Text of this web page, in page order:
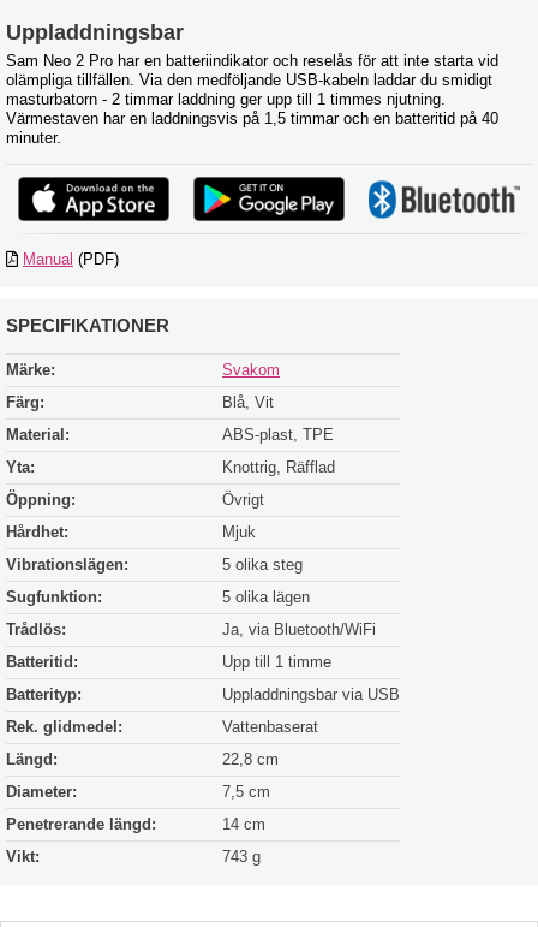
Uppladdningsbar
Sam Neo 2 Pro har en batteriindikator och reselås för att inte starta vid
olämpliga tillfällen. Via den medföljande USB-kabeln laddar du smidigt
masturbatorn - 2 timmar laddning ger upp till 1 timmes njutning.
Värmestaven har en laddningsvis på 1,5 timmar och en batteritid på 40
minuter.
Manual (PDF)
SPECIFIKATIONER
Märke:
Svakom
Färg:
Blå, Vit
Material:
ABS-plast, TPE
Yta:
Knottrig, Räfflad
Öppning:
Övrigt
Hårdhet:
Mjuk
Vibrationslägen:
5 olika steg
Sugfunktion:
5 olika lägen
Trådlös:
Ja, via Bluetooth/WiFi
Batteritid:
Upp till 1 timme
Batterityp:
Uppladdningsbar via USB
Rek. glidmedel:
Vattenbaserat
Längd:
22,8 cm
Diameter:
7,5 cm
Penetrerande längd:
14 cm
Vikt:
743 g